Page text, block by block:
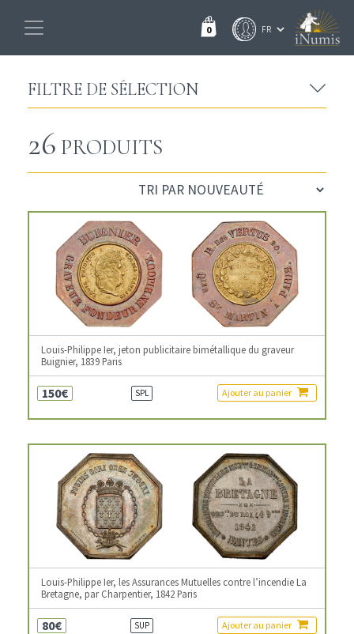
0
FILTRE DE SÉLECTION
26 PRODUITS
Louis-Philippe Ier, jeton publicitaire bimétallique du graveur
Buignier, 1839 Paris
150€ SPL Ajouter au panier
Louis-Philippe Ier, les Assurances Mutuelles contre l’incendie La
Bretagne, par Charpentier, 1842 Paris
80€ SUP Ajouter au panier